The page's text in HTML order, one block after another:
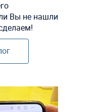
Вы не нашли